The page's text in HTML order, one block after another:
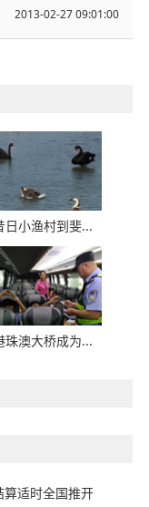
2013-02-27 09:01:00
日小渔村到斐...
珠澳大桥成为...
适时全国推开